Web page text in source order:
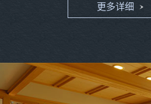
更多详细